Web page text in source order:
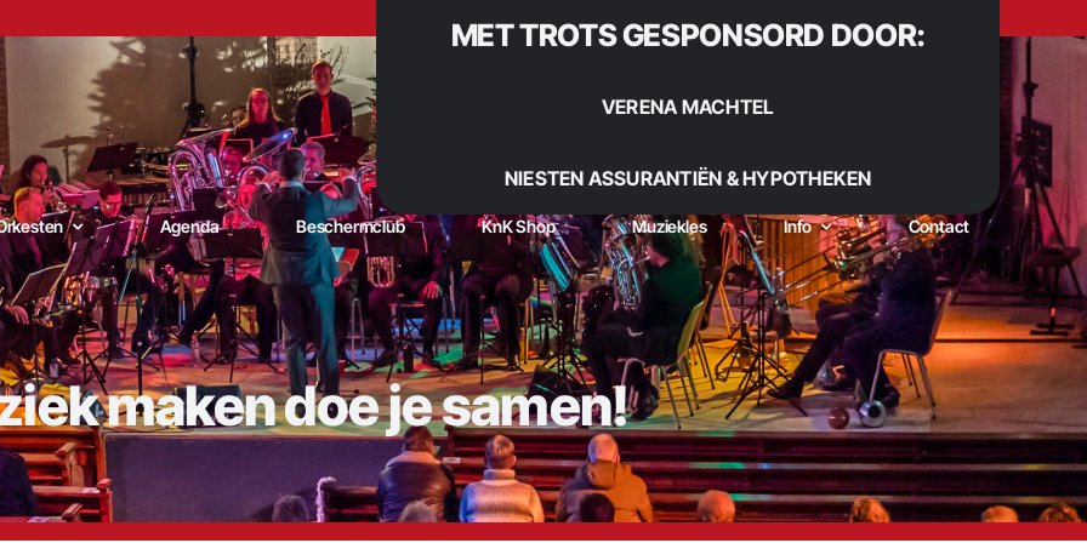
MET TROTS GESPONSORD DOOR:
VERENA MACHTEL
NIESTEN ASSURANTIËN & HYPOTHEKEN
Agenda Beschermclub KnK Shop Muziekles Info Contact
maken doe je samen!
Kunst naar Kracht – De muzikale trots van De Goorn | Sinds 1922